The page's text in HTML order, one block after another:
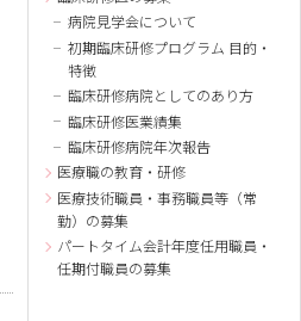
病院見学会について
初期臨床研修プログラム 目的・
特徴
臨床研修病院としてのあり方
臨床研修医業績集
臨床研修病院年次報告
医療職の教育・研修
医療技術職員・事務職員等（常
勤）の募集
パートタイム会計年度任用職員・
任期付職員の募集